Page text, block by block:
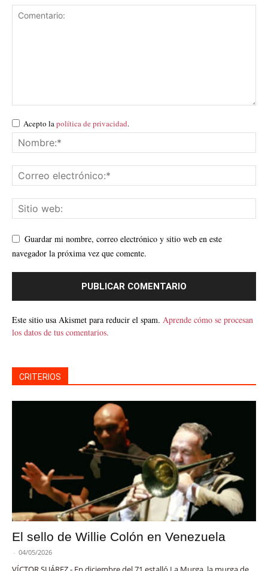
Acepto lapolítica de privacidad.
Guardar mi nombre, correo electrónico y sitio web en este
navegador la próxima vez que comente.
Este sitio usa Akismet para reducir el spam. Aprende cómo se procesan
los datos de tus comentarios.
CRITERIOS
El sello de Willie Colón en Venezuela
- 04/05/2026